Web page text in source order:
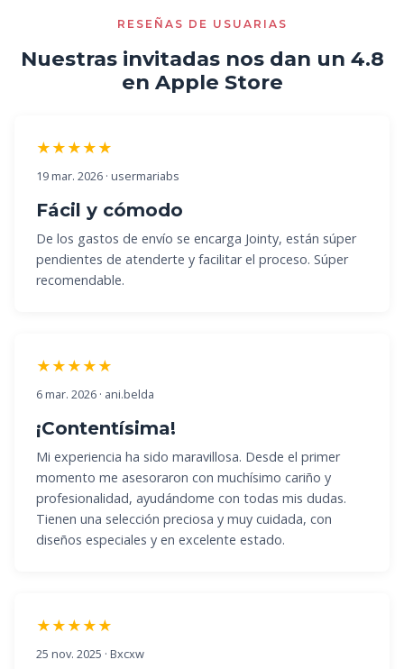
RESEÑAS DE USUARIAS
Nuestras invitadas nos dan un 4.8
en Apple Store
★★★★★
19 mar. 2026 · usermariabs
Fácil y cómodo
De los gastos de envío se encarga Jointy, están súper
pendientes de atenderte y facilitar el proceso. Súper
recomendable.
★★★★★
6 mar. 2026 · ani.belda
¡Contentísima!
Mi experiencia ha sido maravillosa. Desde el primer
momento me asesoraron con muchísimo cariño y
profesionalidad, ayudándome con todas mis dudas.
Tienen una selección preciosa y muy cuidada, con
diseños especiales y en excelente estado.
★★★★★
25 nov. 2025 · Bxcxw